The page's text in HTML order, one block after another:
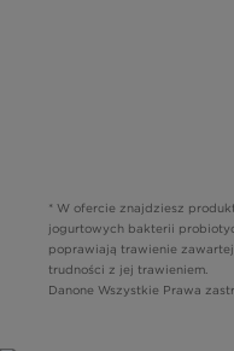
* W ofercie znajdziesz
jogurtowych bakterii
poprawiają trawienie
trudności z jej trawieniem.
Danone Wszystkie Prawa